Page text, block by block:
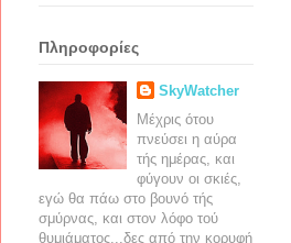
Πληροφορίες
SkyWatcher
Μέχρις ότου
πνεύσει η αύρα
τής ημέρας, και
φύγουν οι σκιές,
εγώ θα πάω στο βουνό τής
σμύρνας, και στον λόφο τού
θυμιάματος...δες από την κορυφή